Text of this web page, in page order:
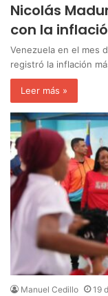
Nicolás
con la
Venezuela en el mes
registró la inflación
Leer más »
Manuel Cedillo 19